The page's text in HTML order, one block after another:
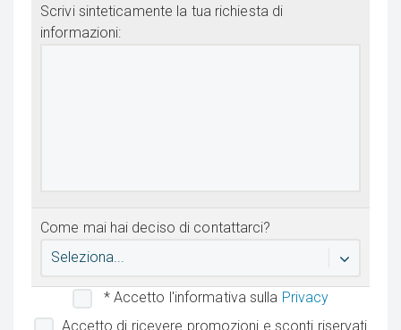
Scrivi sinteticamente la tua richiesta di
informazioni:
Come mai hai deciso di contattarci?
Seleziona...
* Accetto l'informativa sulla Privacy
Accetto di ricevere promozioni e sconti riservati